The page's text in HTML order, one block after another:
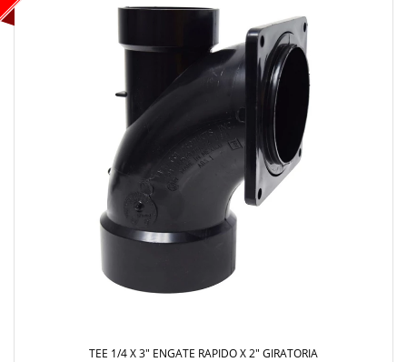
TEE 1/4 X 3" ENGATE RAPIDO X 2" GIRATORIA